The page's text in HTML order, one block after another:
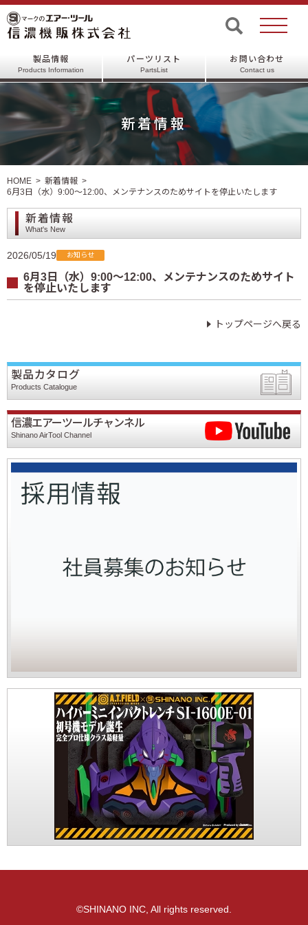
製品情報
Products Information
パーツリスト
PartsList
お問い合わせ
Contact us
新着情報
HOME
新着情報
6月3日（水）9:00〜12:00、メンテナンスのためサイトを停止いたします
新着情報
What's New
2026/05/19 お知らせ
6月3日（水）9:00〜12:00、メンテナンスのためサイト
を停止いたします
トップページへ戻る
製品カタログ
Products Catalogue
信濃エアーツールチャンネル
Shinano AirTool Channel
©SHINANO INC, All rights reserved.